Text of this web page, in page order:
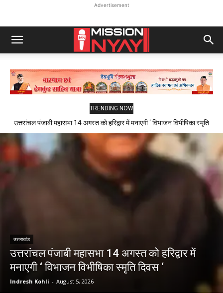
Advertisement
TRENDING NOW
उत्तरांचल पंजाबी महासभा 14 अगस्त को हरिद्वार में मनाएगी ‘ विभाजन विभीषिका स्मृति
उत्तराखंड
उत्तरांचल पंजाबी महासभा 14 अगस्त को हरिद्वार में
मनाएगी ‘ विभाजन विभीषिका स्मृति दिवस ‘
Indresh Kohli - August 5, 2026